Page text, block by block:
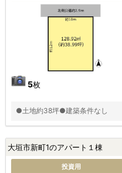
5枚
●土地約38坪●建築条件なし
大垣市新町1のアパート１棟
投資用